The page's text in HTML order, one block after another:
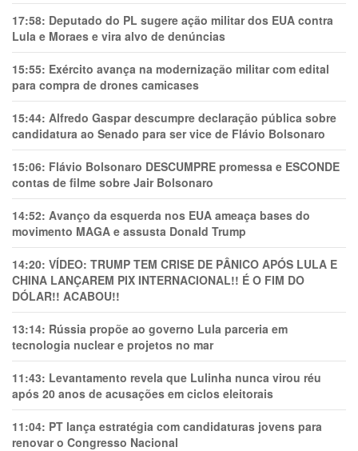
17:58: Deputado do PL sugere ação militar dos EUA contra
Lula e Moraes e vira alvo de denúncias
15:55: Exército avança na modernização militar com edital
para compra de drones camicases
15:44: Alfredo Gaspar descumpre declaração pública sobre
candidatura ao Senado para ser vice de Flávio Bolsonaro
15:06: Flávio Bolsonaro DESCUMPRE promessa e ESCONDE
contas de filme sobre Jair Bolsonaro
14:52: Avanço da esquerda nos EUA ameaça bases do
movimento MAGA e assusta Donald Trump
14:20: VÍDEO: TRUMP TEM CRlSE DE PÂNlCO APÓS LULA E
CHINA LANÇAREM PIX INTERNACIONAL!! É O FIM DO
DÓLAR!! ACABOU!!
13:14: Rússia propõe ao governo Lula parceria em
tecnologia nuclear e projetos no mar
11:43: Levantamento revela que Lulinha nunca virou réu
após 20 anos de acusações em ciclos eleitorais
11:04: PT lança estratégia com candidaturas jovens para
renovar o Congresso Nacional